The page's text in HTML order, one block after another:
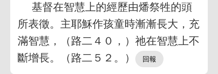
基督在智慧上的經歷由燔祭牲的頭
所表徵。主耶穌作孩童時漸漸長大，充
滿智慧，（路二４０，）祂在智慧上不
斷增長。（路二５２。）